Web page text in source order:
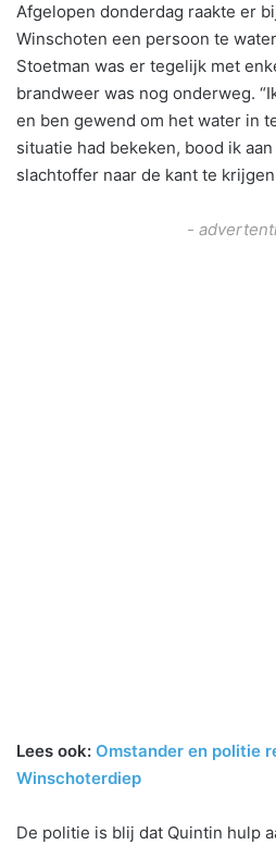
Afgelopen donderdag raakte er
Winschoten een persoon te
Stoetman was er tegelijk met
brandweer was nog onderweg.
en ben gewend om het water in
situatie had bekeken, bood ik
slachtoffer naar de kant te
-
Lees ook: Omstander en politie
Winschoterdiep
De politie is blij dat Quintin hulp